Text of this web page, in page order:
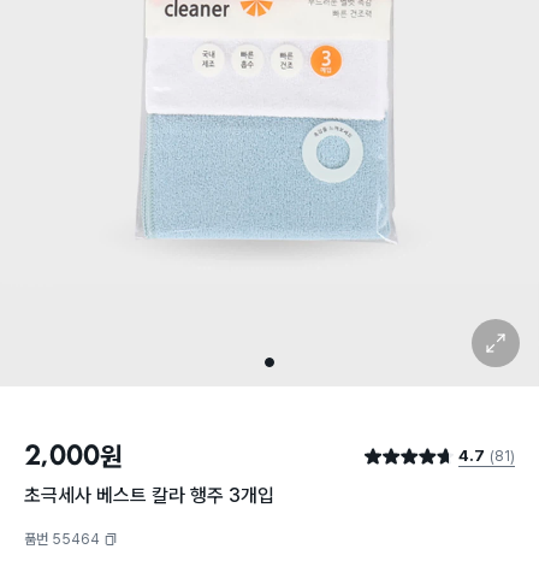
1
확대 보기
2,000원 별점 4.7점 4.7 (81)
초극세사 베스트 칼라 행주 3개입
품번 55464